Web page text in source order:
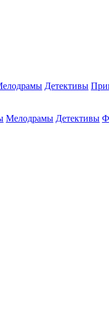
Детективы
Мелодрамы Детективы